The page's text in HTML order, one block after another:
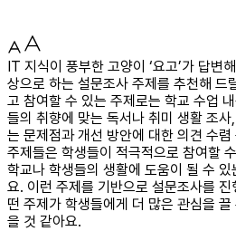
IT 지식이 풍부한 고양이 ‘요고’가 답변
상으로 하는 설문조사 주제를 추천해 드
고 참여할 수 있는 주제로는 학교 수업
들의 취향에 맞는 독서나 취미 생활 조
는 문제점과 개선 방안에 대한 의견 수
주제들은 학생들이 적극적으로 참여할
학교나 학생들의 생활에 도움이 될 수
요. 이런 주제를 기반으로 설문조사를
떤 주제가 학생들에게 더 많은 관심을
을 것 같아요.